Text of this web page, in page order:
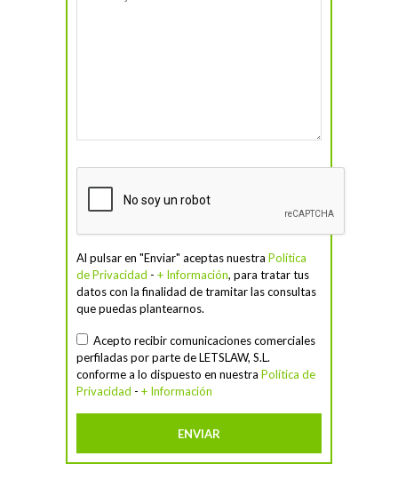
Al pulsar en "Enviar" aceptas nuestra Política
de Privacidad - + Información, para tratar tus
datos con la finalidad de tramitar las consultas
que puedas plantearnos.
Acepto recibir comunicaciones comerciales
perfiladas por parte de LETSLAW, S.L.
conforme a lo dispuesto en nuestra Política de
Privacidad - + Información